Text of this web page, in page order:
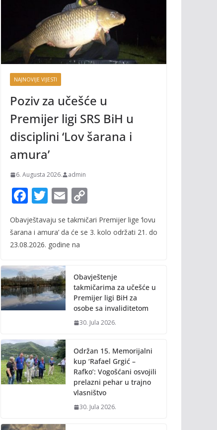
NAJNOVIJE VIJESTI
Poziv za učešće u
Premijer ligi SRS BiH u
disciplini ‘Lov šarana i
amura’
6. Augusta 2026. admin
F
ac
e
b
o
k
T
itt
er
E
m
ai
l
o
p
n
k
Obavještavaju se takmičari Premijer lige ‘lovu
šarana i amura’ da će se 3. kolo održati 21. do
23.08.2026. godine na
Obavještenje
takmičarima za učešće u
Premijer ligi BiH za
osobe sa invaliditetom
30. Jula 2026.
Održan 15. Memorijalni
kup ‘Rafael Grgić –
Rafko’: Vogošćani osvojili
prelazni pehar u trajno
vlasništvo
30. Jula 2026.